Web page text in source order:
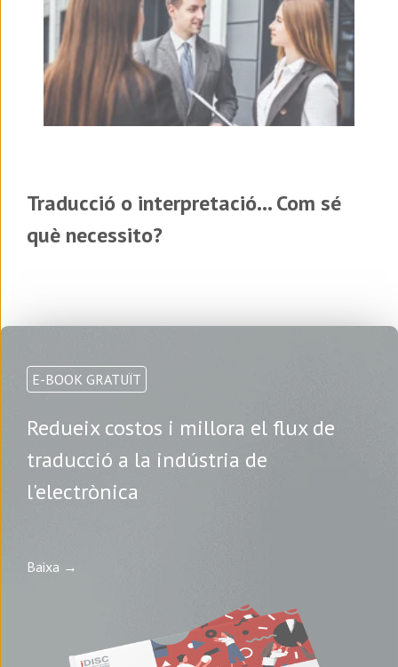
Traducció o interpretació... Com sé
què necessito?
E-BOOK GRATUÏT
Redueix costos i millora el flux de
traducció a la indústria de
l'electrònica
Baixa →